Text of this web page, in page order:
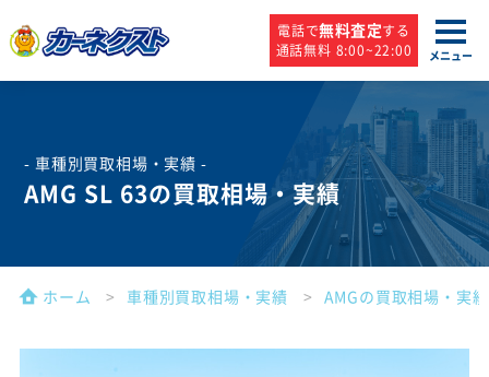
電話で無料査定する
通話無料 8:00~22:00
メニュー
- 車種別買取相場・実績 -
AMG SL 63の買取相場・実績
ホーム 車種別買取相場・実績 AMGの買取相場・実績